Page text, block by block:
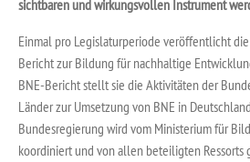
sichtbaren und wirkungsvollen Instrument
Einmal pro Legislaturperiode veröffentlicht
Bericht zur Bildung für nachhaltige
BNE-Bericht stellt sie die Aktivitäten der
Länder zur Umsetzung von BNE in
Bundesregierung wird vom Ministerium für
koordiniert und von allen beteiligten Ressorts